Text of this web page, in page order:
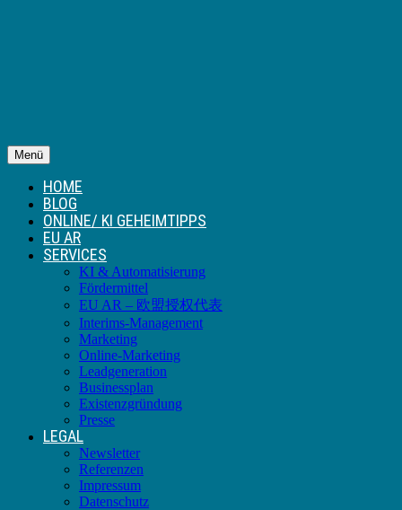
Menü
HOME
BLOG
ONLINE/ KI GEHEIMTIPPS
EU AR
SERVICES
KI & Automatisierung
Fördermittel
EU AR – 欧盟授权代表
Interims-Management
Marketing
Online-Marketing
Leadgeneration
Businessplan
Existenzgründung
Presse
LEGAL
Newsletter
Referenzen
Impressum
Datenschutz